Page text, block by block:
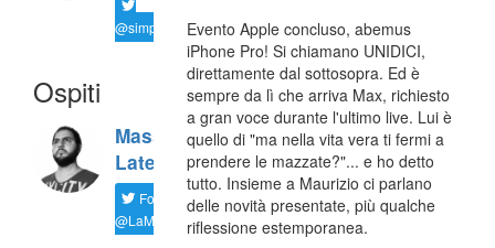
@simplemal
Ospiti
Massimiliano
Latella
Follow
@LaMaxImages
Evento Apple concluso, abemus
iPhone Pro! Si chiamano UNIDICI,
direttamente dal sottosopra. Ed è
sempre da lì che arriva Max, richiesto
a gran voce durante l'ultimo live. Lui è
quello di "ma nella vita vera ti fermi a
prendere le mazzate?"... e ho detto
tutto. Insieme a Maurizio ci parlano
delle novità presentate, più qualche
riflessione estemporanea.